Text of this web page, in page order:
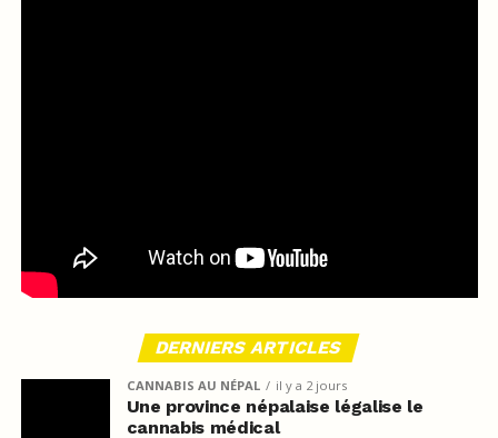
DERNIERS ARTICLES
CANNABIS AU NÉPAL il y a 2 jours
Une province népalaise légalise le
cannabis médical